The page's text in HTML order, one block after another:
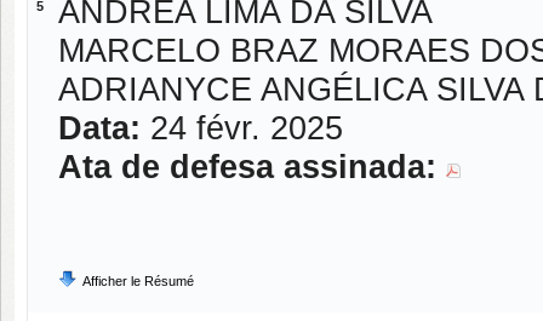
5
ANDREA LIMA DA SILVA
MARCELO BRAZ MORAES
ADRIANYCE ANGÉLICA SILVA
Data: 24 févr. 2025
Ata de defesa assinada:
Afficher le Résumé